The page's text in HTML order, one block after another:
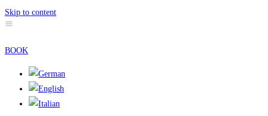
Skip to content
BOOK